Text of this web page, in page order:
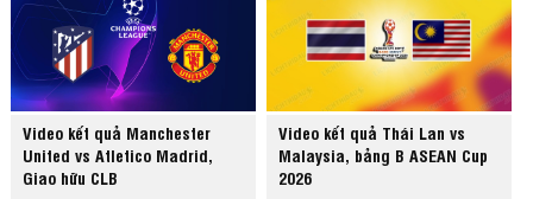
Video kết quả Manchester
United vs Atletico Madrid,
Giao hữu CLB
Video kết quả Thái Lan vs
Malaysia, bảng B ASEAN Cup
2026